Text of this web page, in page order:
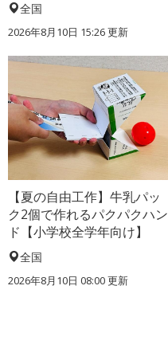
全国
2026年8月10日 15:26更新
【夏の自由工作】牛乳パッ
ク2個で作れるパクパクハン
ド【小学校全学年向け】
全国
2026年8月10日 08:00更新